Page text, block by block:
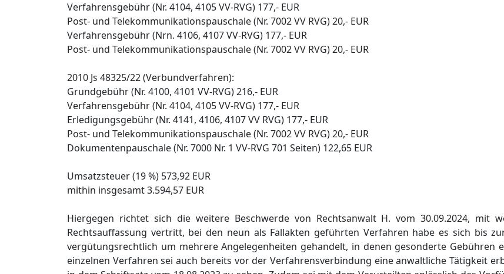
Verfahrensgebühr (Nr. 4104, 4105 VV-RVG) 177,- EUR
Post- und Telekommunikationspauschale (Nr. 7002 VV RVG) 20,- EUR
Verfahrensgebühr (Nrn. 4106, 4107 VV-RVG) 177,- EUR
Post- und Telekommunikationspauschale (Nr. 7002 VV RVG) 20,- EUR
2010 Js 48325/22 (Verbundverfahren):
Grundgebühr (Nr. 4100, 4101 VV-RVG) 216,- EUR
Verfahrensgebühr (Nr. 4104, 4105 VV-RVG) 177,- EUR
Erledigungsgebühr (Nr. 4141, 4106, 4107 VV RVG) 177,- EUR
Post- und Telekommunikationspauschale (Nr. 7002 VV RVG) 20,- EUR
Dokumentenpauschale (Nr. 7000 Nr. 1 VV-RVG 701 Seiten) 122,65 EUR
Umsatzsteuer (19 %) 573,92 EUR
mithin insgesamt 3.594,57 EUR
Hiergegen richtet sich die weitere Beschwerde von Rechtsanwalt H. vom 30.09.2024, mit
Rechtsauffassung vertritt, bei den neun als Fallakten geführten Verfahren habe es sich bis
vergütungsrechtlich um mehrere Angelegenheiten gehandelt, in denen gesonderte Gebühren
einzelnen Verfahren sei auch bereits vor der Verfahrensverbindung eine anwaltliche Tätigkeit